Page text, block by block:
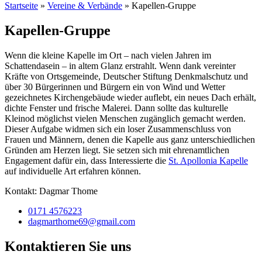
Startseite » Vereine & Verbände » Kapellen-Gruppe
Kapellen-Gruppe
Wenn die kleine Kapelle im Ort – nach vielen Jahren im
Schattendasein – in altem Glanz erstrahlt. Wenn dank vereinter
Kräfte von Ortsgemeinde, Deutscher Stiftung Denkmalschutz und
über 30 Bürgerinnen und Bürgern ein von Wind und Wetter
gezeichnetes Kirchengebäude wieder auflebt, ein neues Dach erhält,
dichte Fenster und frische Malerei. Dann sollte das kulturelle
Kleinod möglichst vielen Menschen zugänglich gemacht werden.
Dieser Aufgabe widmen sich ein loser Zusammenschluss von
Frauen und Männern, denen die Kapelle aus ganz unterschiedlichen
Gründen am Herzen liegt. Sie setzen sich mit ehrenamtlichen
Engagement dafür ein, dass Interessierte die St. Apollonia Kapelle
auf individuelle Art erfahren können.
Kontakt: Dagmar Thome
0171 4576223
dagmarthome69@gmail.com
Kontaktieren Sie uns